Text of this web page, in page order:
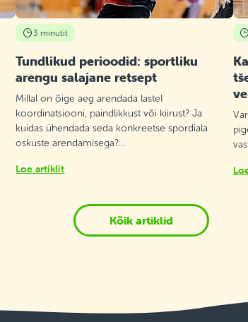
3 minutit
Tundlikud perioodid: sportliku
arengu salajane retsept
Millal on õige aeg arendada lastel
koordinatsiooni, paindlikkust või kiirust? Ja
kuidas ühendada seda konkreetse spordiala
oskuste arendamisega?…
Loe artiklit
Kõik artiklid